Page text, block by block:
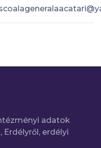
adatok
erdélyi